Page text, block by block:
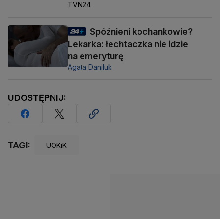
TVN24
Spóźnieni kochankowie?
Lekarka: łechtaczka nie idzie
na emeryturę
Agata Daniluk
UDOSTĘPNIJ:
TAGI: UOKiK